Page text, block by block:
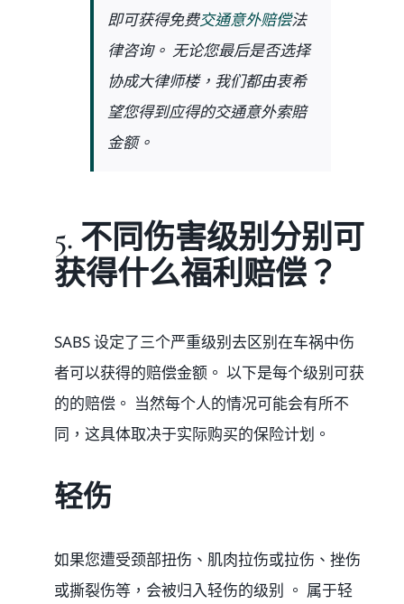
即可获得免费交通意外赔偿法
律咨询。 无论您最后是否选择
协成大律师楼，我们都由衷希
望您得到应得的交通意外索賠
金额。
5. 不同伤害级别分别可
获得什么福利赔偿？
SABS 设定了三个严重级别去区别在车祸中伤
者可以获得的赔偿金额。 以下是每个级别可获
的的赔偿。 当然每个人的情况可能会有所不
同，这具体取决于实际购买的保险计划。
轻伤
如果您遭受颈部扭伤、肌肉拉伤或拉伤、挫伤
或撕裂伤等，会被归入轻伤的级别 。 属于轻